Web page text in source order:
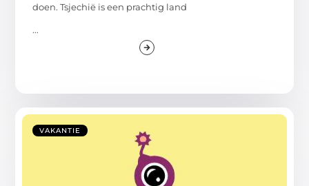
doen. Tsjechië is een prachtig land
...
VAKANTIE